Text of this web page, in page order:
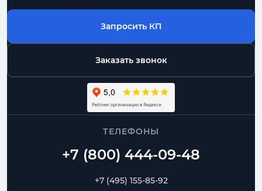
Запросить КП
Заказать звонок
ТЕЛЕФОНЫ
+7 (495) 155-85-92